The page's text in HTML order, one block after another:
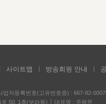
사이트맵 방송회원 안내
업자등록번호(고유번호증) : 667-82-
50, 1층(보라동)
대표명 : 주평문